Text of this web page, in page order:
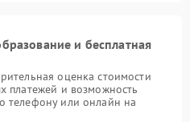
и бесплатная
оценка стоимости
платежей и возможность
телефону или онлайн на